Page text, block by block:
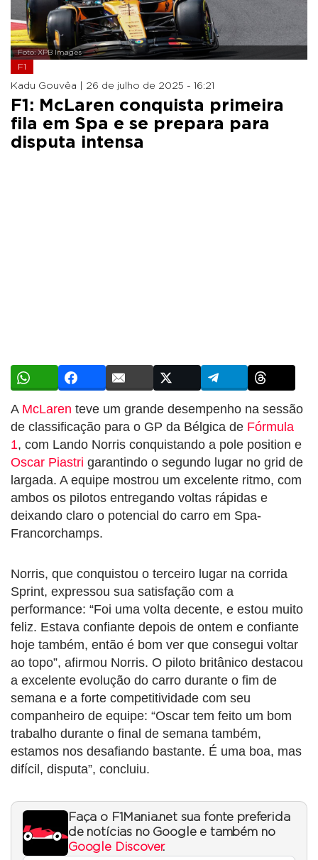
Foto: XPB Images
F1
Kadu Gouvêa | 26 de julho de 2025 - 16:21
F1: McLaren conquista primeira
fila em Spa e se prepara para
disputa intensa
A McLaren teve um grande desempenho na sessão
de classificação para o GP da Bélgica de Fórmula
1, com Lando Norris conquistando a pole position e
Oscar Piastri garantindo o segundo lugar no grid de
largada. A equipe mostrou um excelente ritmo, com
ambos os pilotos entregando voltas rápidas e
deixando claro o potencial do carro em Spa-
Francorchamps.
Norris, que conquistou o terceiro lugar na corrida
Sprint, expressou sua satisfação com a
performance: “Foi uma volta decente, e estou muito
feliz. Estava confiante depois de ontem e confiante
hoje também, então é bom ver que consegui voltar
ao topo”, afirmou Norris. O piloto britânico destacou
a excelente evolução do carro durante o fim de
semana e a forte competitividade com seu
companheiro de equipe: “Oscar tem feito um bom
trabalho durante o final de semana também,
estamos nos desafiando bastante. É uma boa, mas
difícil, disputa”, concluiu.
Faça o F1Mania.net sua fonte preferida
de notícias no Google e também no
Google Discover.